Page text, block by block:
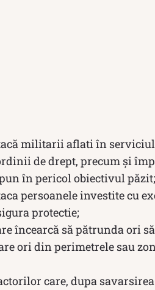
militarii aflati în serviciul
de drept, precum și
în pericol obiectivul păzit;
persoanele investite cu
protectie;
încearcă să pătrunda ori
ori din perimetrele sau
care, dupa